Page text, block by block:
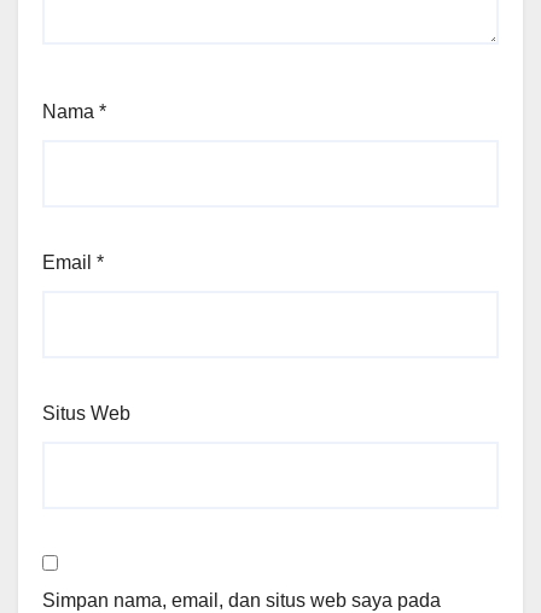
Nama *
Email *
Situs Web
Simpan nama, email, dan situs web saya pada